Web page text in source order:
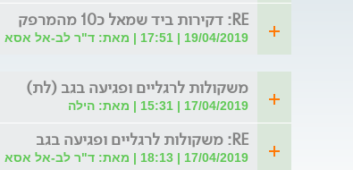
RE: דקירות ביד שמאל כ10 מהמרפק
19/04/2019 | 17:51 | מאת: ד"ר לב-אל אסא
משקולות לרגליים ופגיעה בגב (לת)
17/04/2019 | 15:31 | מאת: הילה
RE: משקולות לרגליים ופגיעה בגב
17/04/2019 | 18:13 | מאת: ד"ר לב-אל אסא